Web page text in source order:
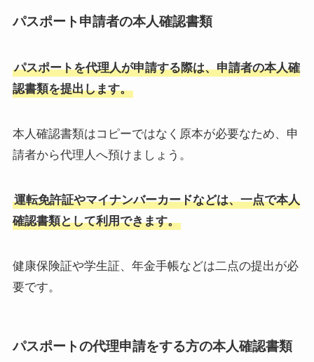
パスポート申請者の本人確認書類
パスポートを代理人が申請する際は、申請者の本人確
認書類を提出します。
本人確認書類はコピーではなく原本が必要なため、申
請者から代理人へ預けましょう。
運転免許証やマイナンバーカードなどは、一点で本人
確認書類として利用できます。
健康保険証や学生証、年金手帳などは二点の提出が必
要です。
パスポートの代理申請をする方の本人確認書類